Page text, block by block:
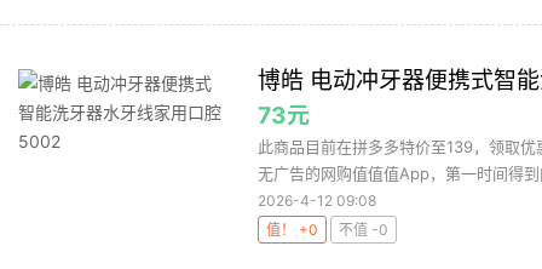
博皓 电动冲牙器便携式智
73元
此商品目前在拼多多特价至139，领取
无广告的网购值值值App，第一时间得
2026-4-12 09:08
值！ +0
不值 -0